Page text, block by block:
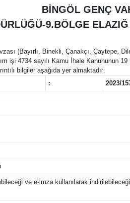
BİNGÖL GENÇ
9.BÖLGE
(Bayırlı, Binekli, Çanakçı, Çaytepe,
işi 4734 sayılı Kamu İhale Kanununun
bilgiler aşağıda yer almaktadır:
: 2023/
ve e-imza kullanılarak indirilebileceği